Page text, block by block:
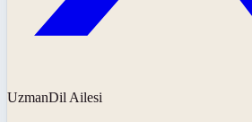
UzmanDil Ailesi